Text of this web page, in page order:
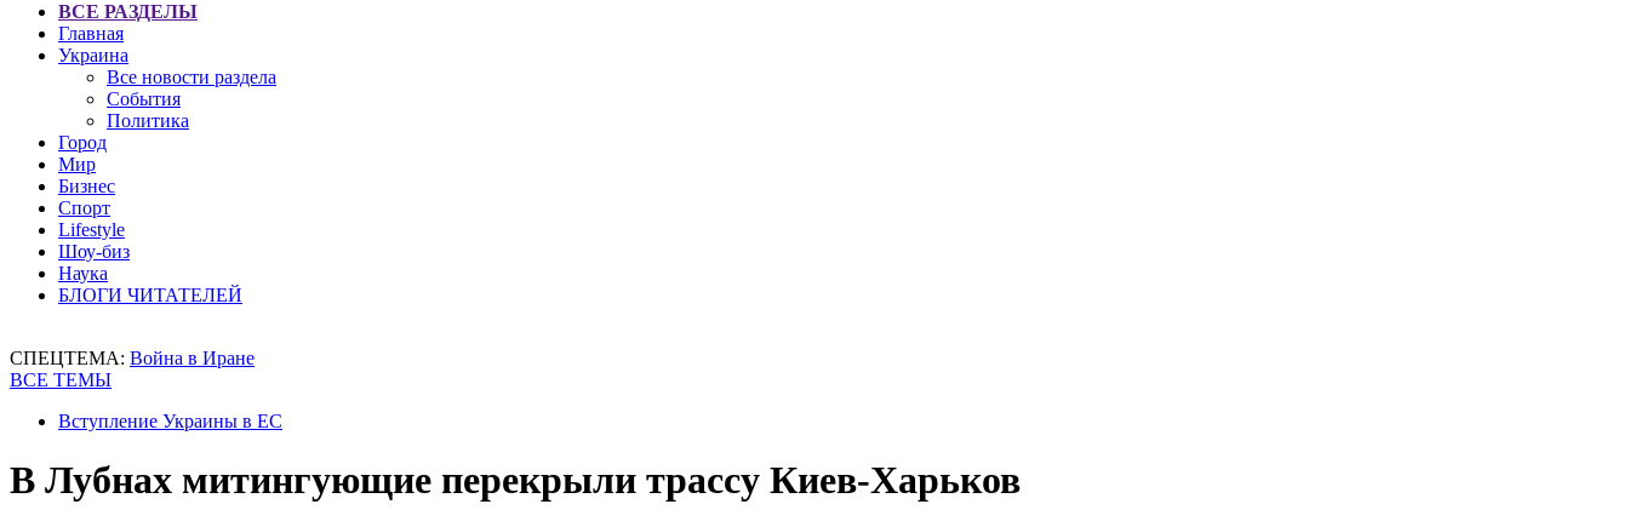
ВСЕ РАЗДЕЛЫ
Главная
Украина
Все новости раздела
События
Политика
Город
Мир
Бизнес
Спорт
Lifestyle
Шоу-биз
Наука
БЛОГИ ЧИТАТЕЛЕЙ
СПЕЦТЕМА: Война в Иране
ВСЕ ТЕМЫ
Вступление Украины в ЕС
В Лубнах митингующие перекрыли трассу Киев-Харьков